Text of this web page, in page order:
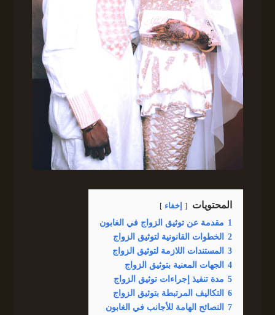
المحتويات إخفاء
1 مقدمة عن توثيق الزواج في الغابون
2 الخطوات القانونية لتوثيق الزواج
3 المستندات اللازمة لتوثيق الزواج
4 الجهات المعنية بتوثيق الزواج
5 مدة تنفيذ إجراءات توثيق الزواج
6 التكاليف المرتبطة بتوثيق الزواج
7 النصائح الهامة للأجانب في الغابون